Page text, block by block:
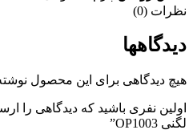
نظرات (0)
دیدگاهها
هیچ دیدگاهی برای این محصول
اولین نفری باشید که دیدگاهی را
لگنی OP1003”